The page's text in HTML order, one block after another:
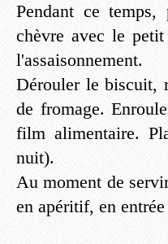
Pendant ce
chèvre avec le
l'assaisonnement.
Dérouler le biscuit,
de fromage.
film alimentaire.
nuit).
Au moment de
en apéritif, en